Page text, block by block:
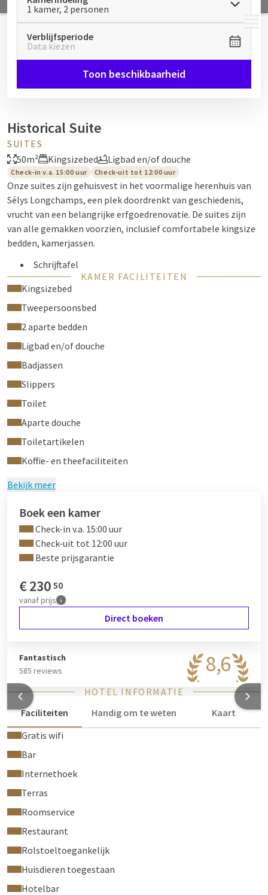
MENU
1 kamer, 2 personen
Verblijfsperiode
Data kiezen
Toon beschikbaarheid
Historical Suite
SUITES
50m²
Kingsizebed Ligbad en/of douche
Check-in v.a. 15:00 uur Check-uit tot 12:00 uur
Onze suites zijn gehuisvest in het voormalige herenhuis van
Sélys Longchamps, een plek doordrenkt van geschiedenis,
vrucht van een belangrijke erfgoedrenovatie. De suites zijn
van alle gemakken voorzien, inclusief comfortabele kingsize
bedden, kamerjassen.
Schrijftafel
Koffie- en theefaciliteiten
Airconditioning
KAMER FACILITEITEN
Kingsizebed
Tweepersoonsbed
2 aparte bedden
Ligbad en/of douche
Badjassen
Slippers
Toilet
Aparte douche
Toiletartikelen
Koffie- en theefaciliteiten
Bekijk meer
Boek een kamer
Check-in v.a. 15:00 uur
Check-uit tot 12:00 uur
Beste prijsgarantie
€230 50
vanafprijs
Direct boeken
8,6
Fantastisch
585 reviews
HOTEL INFORMATIE
Faciliteiten
Handig om te weten
Kaart
Gratis wifi
Bar
Internethoek
Terras
Roomservice
Restaurant
Rolstoeltoegankelijk
Huisdieren toegestaan
Hotelbar